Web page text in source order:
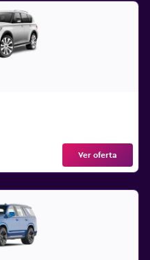
Ver oferta